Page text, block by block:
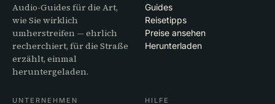
Audio-Guides für die Art,
wie Sie wirklich
umherstreifen — ehrlich
recherchiert, für die Straße
erzählt, einmal
heruntergeladen.
Guides
Reisetipps
Preise ansehen
Herunterladen
UNTERNEHMEN HILFE